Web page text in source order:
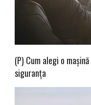
(P) Cum alegi o
siguranța